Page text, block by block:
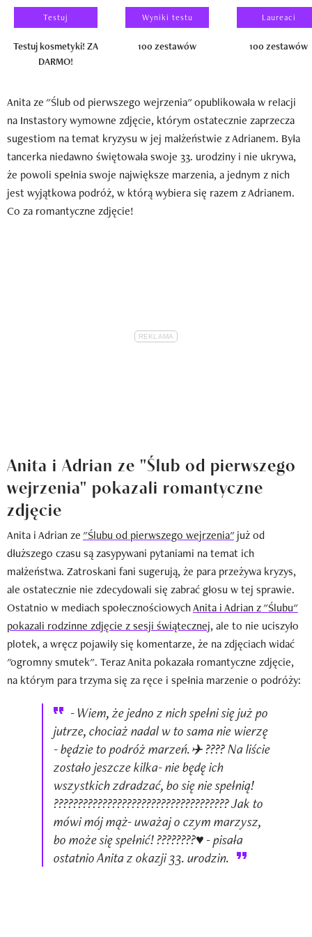
Testuj
Testuj kosmetyki! ZA
DARMO!
Wyniki testu
100 zestawów
Laureaci
100 zestawów
Anita ze "Ślub od pierwszego wejrzenia" opublikowała w relacji
na Instastory wymowne zdjęcie, którym ostatecznie zaprzecza
sugestiom na temat kryzysu w jej małżeństwie z Adrianem. Była
tancerka niedawno świętowała swoje 33. urodziny i nie ukrywa,
że powoli spełnia swoje największe marzenia, a jednym z nich
jest wyjątkowa podróż, w którą wybiera się razem z Adrianem.
Co za romantyczne zdjęcie!
Anita i Adrian ze "Ślub od pierwszego
wejrzenia" pokazali romantyczne
zdjęcie
Anita i Adrian ze"Ślubu od pierwszego wejrzenia"już od
dłuższego czasu są zasypywani pytaniami na temat ich
małżeństwa. Zatroskani fani sugerują, że para przeżywa kryzys,
ale ostatecznie nie zdecydowali się zabrać głosu w tej sprawie.
Ostatnio w mediach społecznościowychAnita i Adrian z "Ślubu"
pokazali rodzinne zdjęcie z sesji świątecznej, ale to nie uciszyło
plotek, a wręcz pojawiły się komentarze, że na zdjęciach widać
"ogromny smutek". Teraz Anita pokazała romantyczne zdjęcie,
na którym para trzyma się za ręce i spełnia marzenie o podróży:
- Wiem, że jedno z nich spełni się już po
jutrze, chociaż nadal w to sama nie wierzę
- będzie to podróż marzeń.✈️ ????️ Na liście
zostało jeszcze kilka- nie będę ich
wszystkich zdradzać, bo się nie spełnią!
????????????????‍????‍????‍???????????? Jak to
mówi mój mąż- uważaj o czym marzysz,
bo może się spełnić! ????????♥️ - pisała
ostatnio Anita z okazji 33. urodzin.